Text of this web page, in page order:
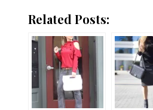
Related Posts: